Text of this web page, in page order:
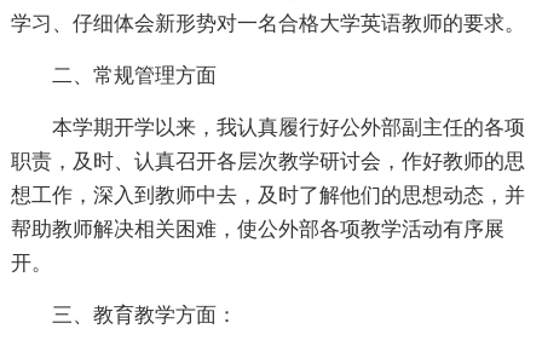
学习、仔细体会新形势对一名合格大学英语教师的要求。
二、常规管理方面
本学期开学以来，我认真履行好公外部副主任的各项
职责，及时、认真召开各层次教学研讨会，作好教师的思
想工作，深入到教师中去，及时了解他们的思想动态，并
帮助教师解决相关困难，使公外部各项教学活动有序展
开。
三、教育教学方面：